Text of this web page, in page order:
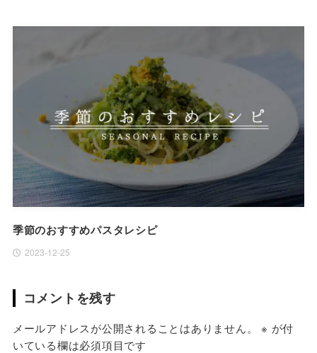
季節のおすすめパスタレシピ
2023-12-25
コメントを残す
メールアドレスが公開されることはありません。 ※ が付
いている欄は必須項目です